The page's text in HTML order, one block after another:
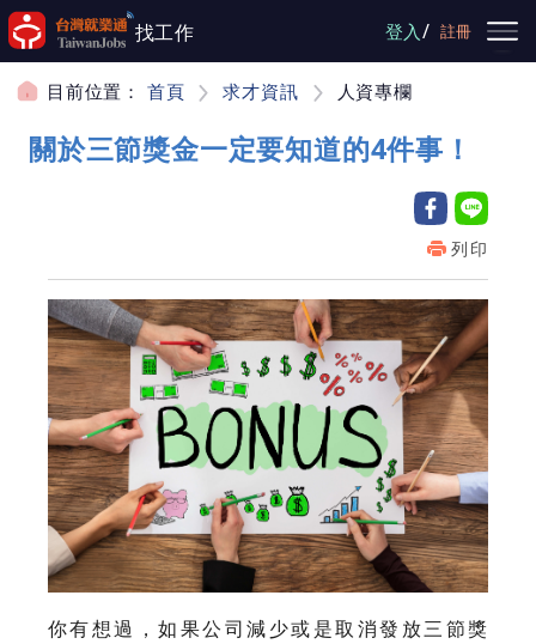
跳到主要內容
找工作 登入/ 註冊
目前位置： 首頁 求才資訊 人資專欄
關於三節獎金一定要知道的4件事！
列印
你有想過，如果公司減少或是取消發放三節獎